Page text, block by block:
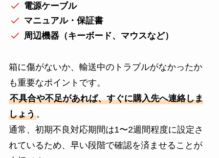
電源ケーブル
マニュアル・保証書
周辺機器（キーボード、マウスなど）
箱に傷がないか、輸送中のトラブルがなかったか
も重要なポイントです。
不具合や不足があれば、すぐに購入先へ連絡しま
しょう。
通常、初期不良対応期間は1〜2週間程度に設定さ
れているため、早い段階で確認を済ませることが